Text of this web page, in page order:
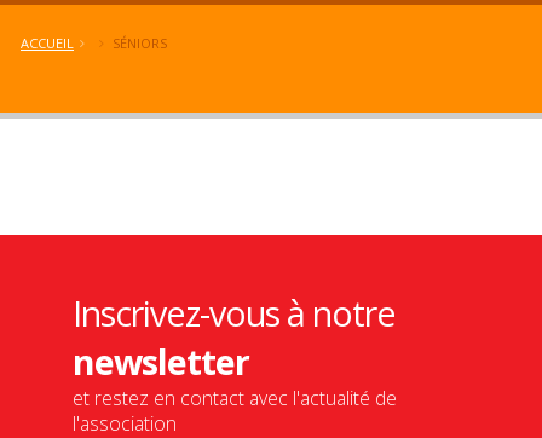
ACCUEIL SÉNIORS
Inscrivez-vous à notre
newsletter
et restez en contact avec l'actualité de
l'association